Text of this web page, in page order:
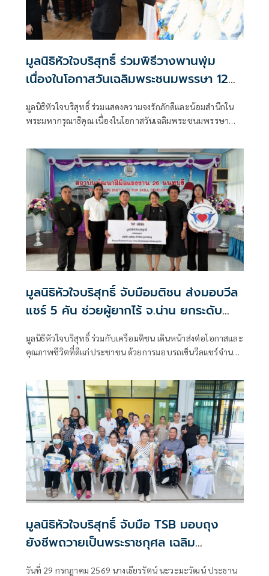
มูลนิธิหัวใจบริสุทธิ์ ร่วมพิธีวางพานพุ่ม
เนื่องในโอกาสวันเฉลิมพระชนมพรรษา 12
มูลนิธิหัวใจบริสุทธิ์ ร่วมแสดงความจงรักภักดีและน้อมสำนึกใน
พระมหากรุณาธิคุณ เนื่องในโอกาสวันเฉลิมพระชนมพรรษา
พันปีหลวง
มูลนิธิหัวใจบริสุทธิ์ จับมือมติชน ส่งมอบวีล
แชร์ 5 คัน ช่วยผู้ยากไร้ จ.น่าน ยกระดับ
คุณภาพชีวิตกลุ่มเปราะบาง
มูลนิธิหัวใจบริสุทธิ์ ร่วมกับเครือมติชน เดินหน้าส่งต่อโอกาสและ
คุณภาพชีวิตที่ดีแก่ประชาชน ด้วยการมอบรถเข็นวีลแชร์จำนวน
เคลื่อนไหวในจังหวัดน่าน
มูลนิธิหัวใจบริสุทธิ์ จับมือ TSB มอบถุง
ยังชีพถวายเป็นพระราชกุศล เฉลิม
พระชนมพรรษา 74 พรรษา
วันที่ 29 กรกฎาคม 2569 นางเธียรรัตน์ นะวะมะวัฒน์ ประธาน